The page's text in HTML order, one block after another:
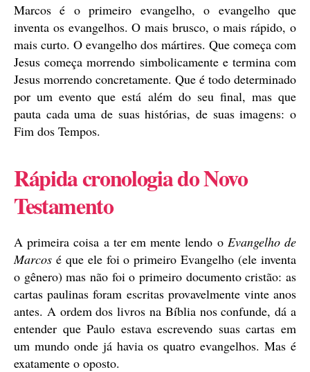
Marcos é o primeiro evangelho, o evangelho que
inventa os evangelhos. O mais brusco, o mais rápido, o
mais curto. O evangelho dos mártires. Que começa com
Jesus começa morrendo simbolicamente e termina com
Jesus morrendo concretamente. Que é todo determinado
por um evento que está além do seu final, mas que
pauta cada uma de suas histórias, de suas imagens: o
Fim dos Tempos.
Rápida cronologia do Novo
Testamento
A primeira coisa a ter em mente lendo o Evangelho de
Marcos é que ele foi o primeiro Evangelho (ele inventa
o gênero) mas não foi o primeiro documento cristão: as
cartas paulinas foram escritas provavelmente vinte anos
antes. A ordem dos livros na Bíblia nos confunde, dá a
entender que Paulo estava escrevendo suas cartas em
um mundo onde já havia os quatro evangelhos. Mas é
exatamente o oposto.